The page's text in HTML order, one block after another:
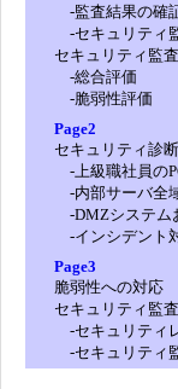
-監査結果の確
-セキュリティ
セキュリティ監
-総合評価
-脆弱性評価
Page2
セキュリティ診
-上級職社員の
-内部サーバ全
-DMZシステム
-インシデント
Page3
脆弱性への対応
セキュリティ監
-セキュリティ
-セキュリティ